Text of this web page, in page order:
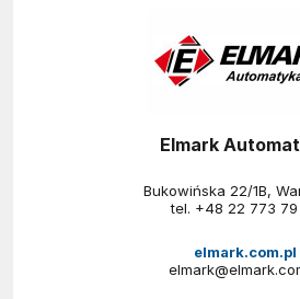
Elmark
Bukowińska 22/1B,
tel. +48 22 773 79
elmark.com.pl